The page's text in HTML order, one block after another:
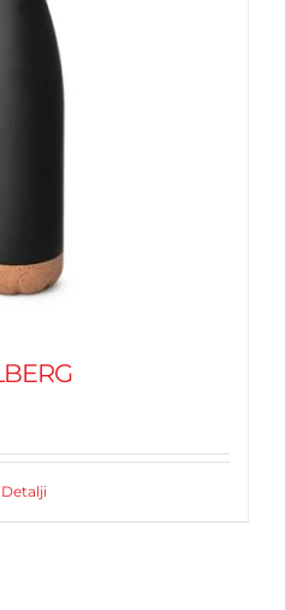
Detalji